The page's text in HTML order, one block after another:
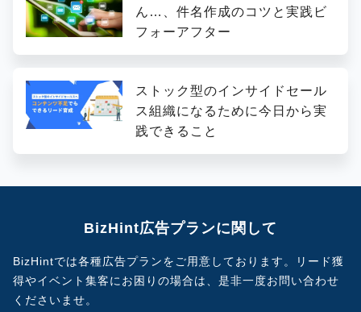
ん…、件名作成のコツと実践ビ
フォーアフター
ストック型のインサイドセール
ス組織になるために今日から実
践できること
BizHint広告プランに関して
BizHintでは各種広告プランをご用意しております。
リード獲
得やイベント集客にお困りの場合は、是非一度お問い合わせ
くださいませ。